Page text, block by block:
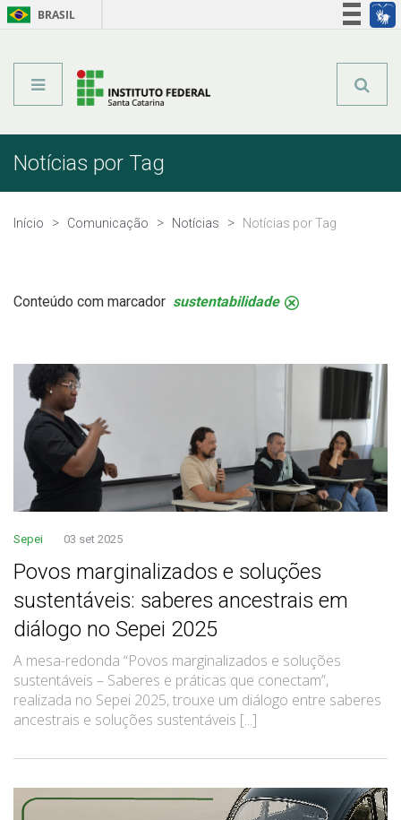
BRASIL
Notícias por Tag
Início Comunicação Notícias Notícias por Tag
Conteúdo com marcador sustentabilidade .
Sepei 03 set 2025
Povos marginalizados e soluções
sustentáveis: saberes ancestrais em
diálogo no Sepei 2025
A mesa-redonda “Povos marginalizados e soluções
sustentáveis – Saberes e práticas que conectam”,
realizada no Sepei 2025, trouxe um diálogo entre saberes
ancestrais e soluções sustentáveis [...]